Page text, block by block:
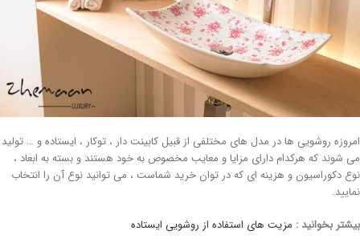
روشویی ها در مدل های مختلفی از قبیل کابینت دار ، توکار ، ایستاده و … تولید
شوند که هرکدام دارای مزایا و معایب مخصوص به خود هستند و بسته به ابعاد ،
دکوراسیون و هزینه ای که در توان خرید شماست ، می توانید نوع آن را انتخاب
بخوانید :
مزیت های استفاده از روشویی ایستاده